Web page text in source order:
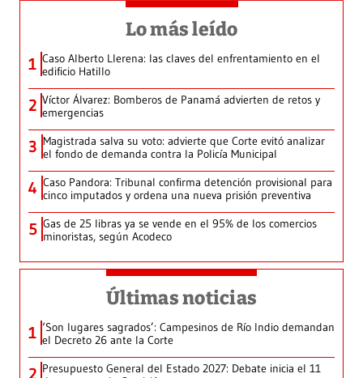
Lo más leído
1 Caso Alberto Llerena: las claves del enfrentamiento en el
edificio Hatillo
2 Víctor Álvarez: Bomberos de Panamá advierten de retos y
emergencias
3 Magistrada salva su voto: advierte que Corte evitó analizar
el fondo de demanda contra la Policía Municipal
4 Caso Pandora: Tribunal confirma detención provisional para
cinco imputados y ordena una nueva prisión preventiva
5 Gas de 25 libras ya se vende en el 95% de los comercios
minoristas, según Acodeco
Últimas noticias
1 ‘Son lugares sagrados’: Campesinos de Río Indio demandan
el Decreto 26 ante la Corte
Presupuesto General del Estado 2027: Debate inicia el 11